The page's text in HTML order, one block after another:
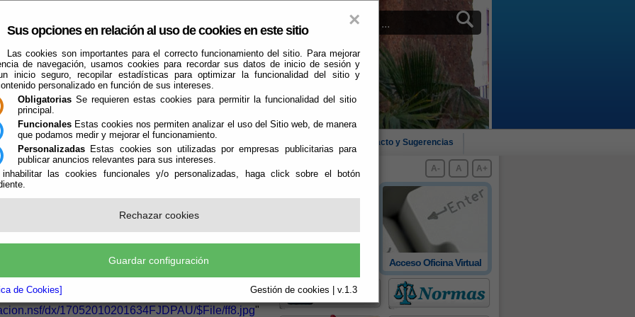
×
Sus opciones en relación al uso de cookies en este sitio
Las cookies son importantes para el correcto funcionamiento del sitio. Para mejorar
de navegación, usamos cookies para recordar sus datos de inicio de sesión y
inicio seguro, recopilar estadísticas para optimizar la funcionalidad del sitio y
personalizado en función de sus intereses.
Obligatorias Se requieren estas cookies para permitir la funcionalidad del sitio
principal.
Funcionales Estas cookies nos permiten analizar el uso del Sitio web, de manera
que podamos medir y mejorar el funcionamiento.
Personalizadas Estas cookies son utilizadas por empresas publicitarias para
publicar anuncios relevantes para sus intereses.
las cookies funcionales y/o personalizadas, haga click sobre el botón
Rechazar cookies
Guardar configuración
de Cookies] Gestión de cookies | v.1.3
El Ayuntamiento Turismo Contacto y Sugerencias
A+
A
A-
Acceso Oficina Virtual
dx/17052010201634FJDPAU/$File/ff8.jpg
dx/17052010201634FJDPAU/$File/ff8.jpg"